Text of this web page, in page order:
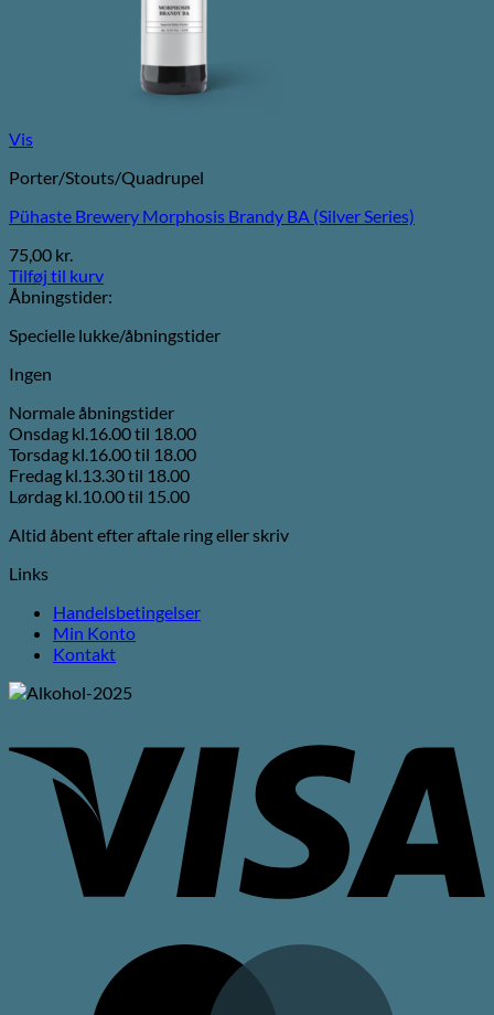
Vis
Porter/Stouts/Quadrupel
Pühaste Brewery Morphosis Brandy BA (Silver Series)
75,00 kr.
Tilføj til kurv
Åbningstider:
Specielle lukke/åbningstider
Ingen
Normale åbningstider
Onsdag kl.16.00 til 18.00
Torsdag kl.16.00 til 18.00
Fredag kl.13.30 til 18.00
Lørdag kl.10.00 til 15.00
Altid åbent efter aftale ring eller skriv
Links
Handelsbetingelser
Min Konto
Kontakt